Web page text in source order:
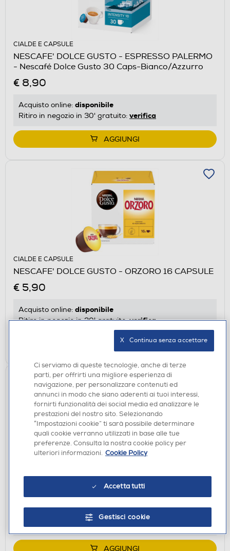
CIALDE E CAPSULE
NESCAFE' DOLCE GUSTO - ESPRESSO PALERMO
- Nescafé Dolce Gusto 30 Caps-Bianco/Azzurro
€ 8,90
Acquisto online: disponibile
Ritiro in negozio in 30' gratuito: verifica
AGGIUNGI
CIALDE E CAPSULE
NESCAFE' DOLCE GUSTO - ORZORO 16 CAPSULE
€ 5,90
Acquisto online: disponibile
Ritiro in negozio in 30' gratuito:verifica
AGGIUNGI
NESCAFE' DOLCE GUSTO - Cappuccino
disponibile
Ritiro in negozio in 30' gratuito:verifica
AGGIUNGI
Ci serviamo di queste tecnologie, anche di terze
parti, per offrirti una migliore esperienza di
navigazione, per personalizzare contenuti ed
annunci in modo che siano aderenti ai tuoi interessi,
fornirti funzionalità dei social media ed analizzare le
prestazioni del nostro sito. Selezionando
“Impostazioni cookie” ti sarà possibile determinare
quali cookie verranno utilizzati in base alle tue
preferenze. Consulta la nostra cookie policy per
ulteriori informazioni. Cookie Policy
Accetta tutti
Gestisci cookie
X   Continua senza accettare